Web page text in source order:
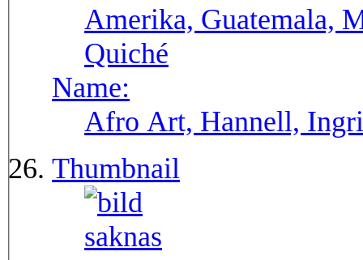
Amerika, Guatemala,
Quiché
Name:
Afro Art, Hannell,
Thumbnail